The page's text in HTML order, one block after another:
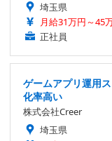
埼玉県
月給31万円～45
正社員
ゲームアプリ運用
化率高い
株式会社Creer
埼玉県